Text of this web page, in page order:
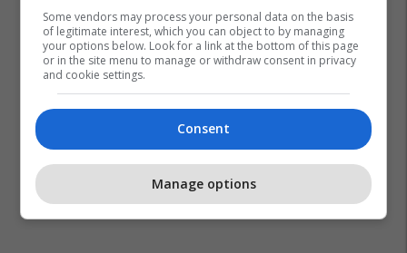
Some vendors may process your personal data on the basis
of legitimate interest, which you can object to by managing
your options below. Look for a link at the bottom of this page
or in the site menu to manage or withdraw consent in privacy
and cookie settings.
Consent
Manage options